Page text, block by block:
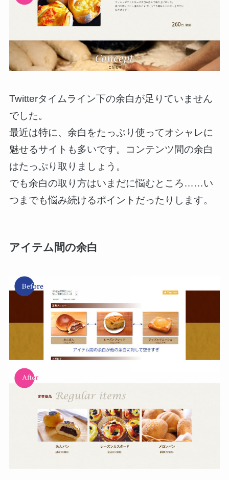
Twitterタイムライン下の余白が足りていません
でした。
最近は特に、余白をたっぷり使ってオシャレに
魅せるサイトも多いです。コンテンツ間の余白
はたっぷり取りましょう。
でも余白の取り方はいまだに悩むところ……い
つまでも悩み続けるポイントだったりします。
アイテム間の余白